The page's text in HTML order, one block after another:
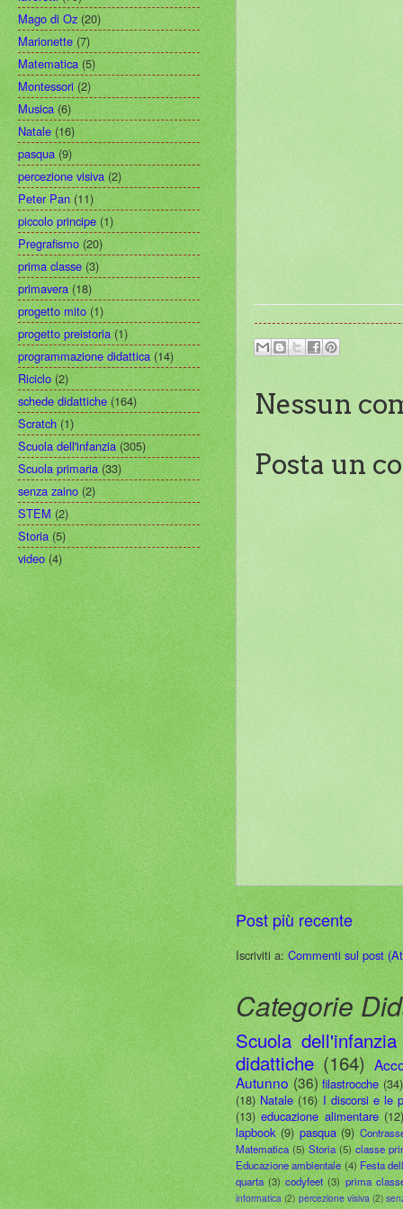
Nessun
Posta un
Post più recente
Iscriviti a:Commenti sul post
Categorie
Scuola dell'infanzia
didattiche (164)
Autunno (36) filastrocche (34)
(18) Natale (16) I discorsi e le
(13) educazione alimentare
lapbook (9) pasqua (9)
Matematica (5) Storia (5) classe
Educazione ambientale (4) Festa
quarta (3) codyfeet (3) prima
informatica (2) percezione visiva (2)
Mago di Oz (20)
Marionette (7)
Matematica (5)
Montessori (2)
Musica (6)
Natale (16)
pasqua (9)
percezione visiva (2)
Peter Pan (11)
piccolo principe (1)
Pregrafismo (20)
prima classe (3)
primavera (18)
progetto mito (1)
progetto preistoria (1)
programmazione didattica (14)
Riciclo (2)
schede didattiche (164)
Scratch (1)
Scuola dell'infanzia (305)
Scuola primaria (33)
senza zaino (2)
STEM (2)
Storia (5)
video (4)